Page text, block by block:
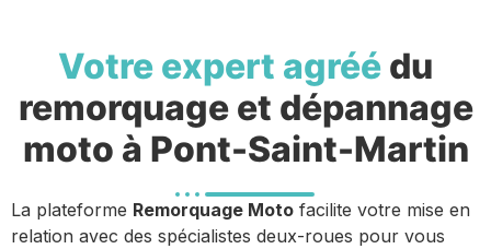
Votre expert agréé du
remorquage et dépannage
moto à Pont-Saint-Martin
La plateforme Remorquage Moto facilite votre mise en
relation avec des spécialistes deux-roues pour vous